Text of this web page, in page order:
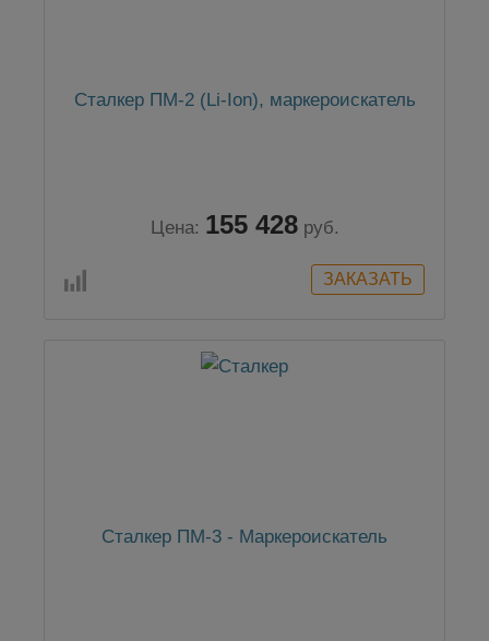
Сталкер ПМ-2 (Li-Ion), маркероискатель
Цена: 155 428 руб.
Сталкер ПМ-3 - Маркероискатель